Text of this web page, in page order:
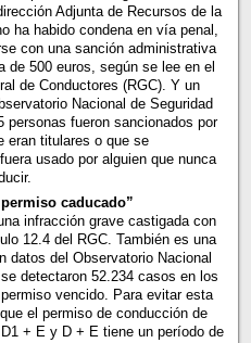
Adjunta de Recursos de la
ha habido condena en vía penal,
con una sanción administrativa
de 500 euros, según se lee en el
de Conductores (RGC). Y un
Nacional de Seguridad
personas fueron sancionados por
eran titulares o que se
usado por alguien que nunca
caducado”
infracción grave castigada con
12.4 del RGC. También es una
del Observatorio Nacional
detectaron 52.234 casos en los
vencido. Para evitar esta
el permiso de conducción de
+ E y D + E tiene un período de